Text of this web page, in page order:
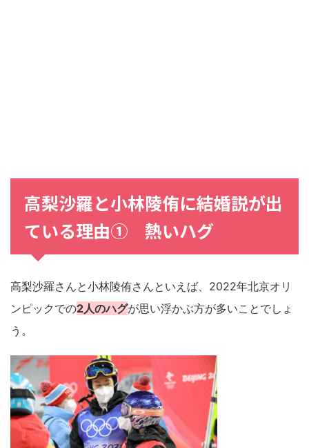
高梨沙羅と小林陵侑に結婚説が出
ている理由① 熱いハグ
高梨沙羅さんと小林陵侑さんといえば、2022年北京オリ
ンピックでの2人のハグが思い浮かぶ方が多いことでしょ
う。